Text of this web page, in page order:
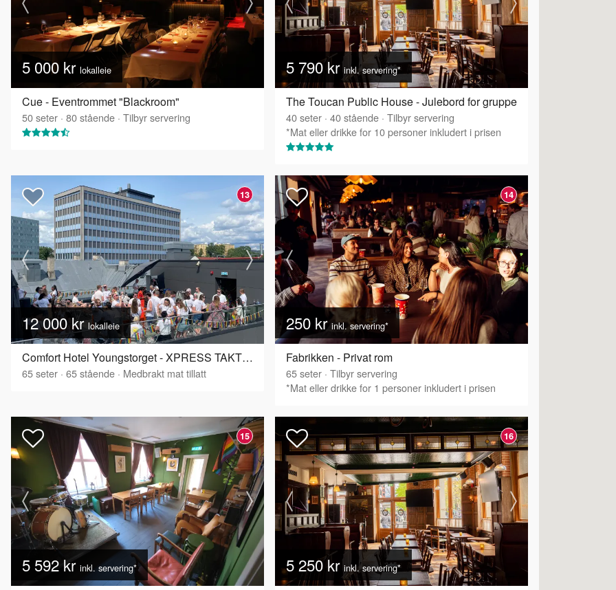
5 000 kr lokalleie
Cue - Eventrommet "Blackroom"
50seter · 80stående · Tilbyr servering
5 790 krinkl. servering*
The Toucan Public House - Julebord for gruppe
40seter · 40stående · Tilbyr servering
*Mat eller drikke for 10 personer inkludert i prisen
13
12 000 krlokalleie
Comfort Hotel Youngstorget - XPRESS TAKTERRASSE
65seter · 65stående · Medbrakt mat tillatt
14
250 krinkl. servering*
Fabrikken - Privat rom
65seter · Tilbyr servering
*Mat eller drikke for 1 personer inkludert i prisen
15
5 592 krinkl. servering*
16
5 250 krinkl. servering*